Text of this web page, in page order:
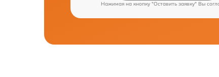
Нажимая на кнопку "Оставить заявку" Вы